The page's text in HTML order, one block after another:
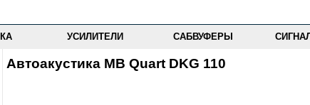
УСИЛИТЕЛИ САБВУФЕРЫ
Автоакустика MB Quart DKG 110